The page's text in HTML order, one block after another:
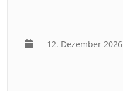
12. Dezember 2026